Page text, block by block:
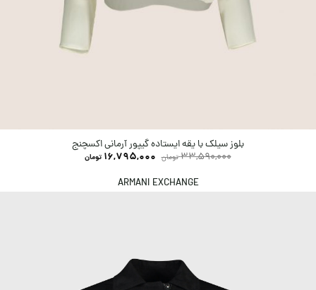
بلوز سیلک با یقه ایستاده گیپور آرمانی اکسچنج
33,590,000 تومان 16,795,000 تومان
ARMANI EXCHANGE